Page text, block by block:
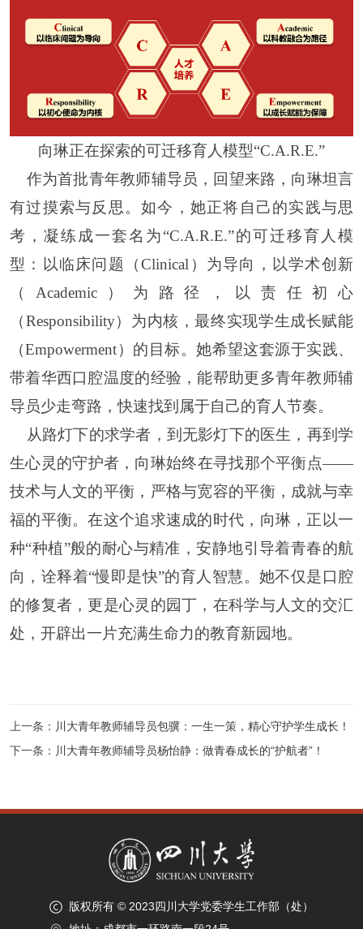
向琳正在探索的可迁移育人模型“C.A.R.E.”
作为首批青年教师辅导员，回望来路，向琳坦言
有过摸索与反思。如今，她正将自己的实践与思
考，凝练成一套名为“C.A.R.E.”的可迁移育人模
型：以临床问题（Clinical ）为导向，以学术创新
（ Academic）为路径，以责任初心
（Responsibility）为内核，最终实现学生成长赋能
（Empowerment）的目标。她希望这套源于实践、
带着华西口腔温度的经验，能帮助更多青年教师辅
导员少走弯路，快速找到属于自己的育人节奏。
从路灯下的求学者，到无影灯下的医生，再到学
生心灵的守护者，向琳始终在寻找那个平衡点——
技术与人文的平衡，严格与宽容的平衡，成就与幸
福的平衡。在这个追求速成的时代，向琳，正以一
种“种植”般的耐心与精准，安静地引导着青春的航
向，诠释着“慢即是快”的育人智慧。她不仅是口腔
的修复者，更是心灵的园丁，在科学与人文的交汇
处，开辟出一片充满生命力的教育新园地。
上一条： 川大青年教师辅导员包骥：一生一策，精心守护学生成长！
下一条： 川大青年教师辅导员杨怡静：做青春成长的“护航者”！
版权所有 © 2023四川大学党委学生工作部（处）